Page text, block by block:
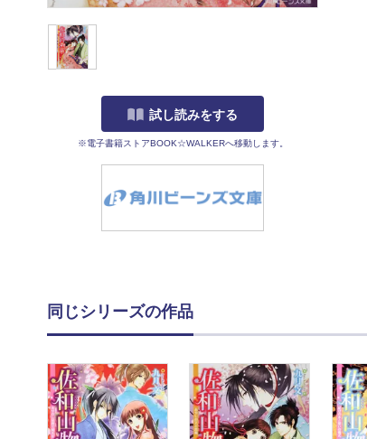
試し読みをする
※電子書籍ストアBOOK☆WALKERへ移動します。
同じシリーズの作品